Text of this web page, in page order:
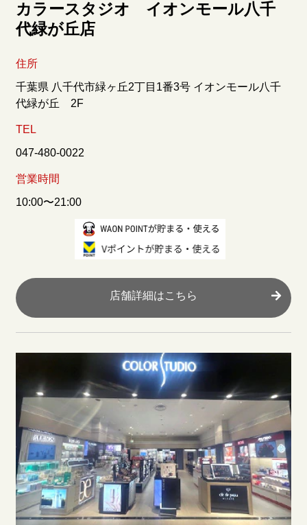
カラースタジオ イオンモール八千
代緑が丘店
住所
千葉県 八千代市緑ヶ丘2丁目1番3号 イオンモール八千
代緑が丘 2F
TEL
047-480-0022
営業時間
10:00〜21:00
店舗詳細はこちら